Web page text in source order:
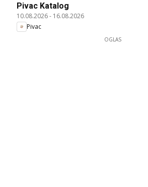
Pivac Katalog
10.08.2026- 16.08.2026
Pivac
OGLAS